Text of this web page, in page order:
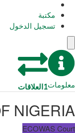
مكتبة
تسجيل الدخول
معلومات1العلاقات
NIGERIA
ECOWAS Court